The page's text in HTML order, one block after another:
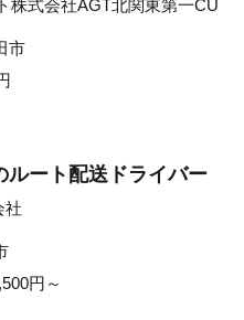
株式会社AGT北関東第一CU
市
ルート配送ドライバー
社
円～